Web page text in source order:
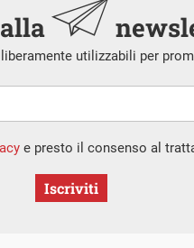
utilizzabili per
e presto il consenso al
Iscriviti